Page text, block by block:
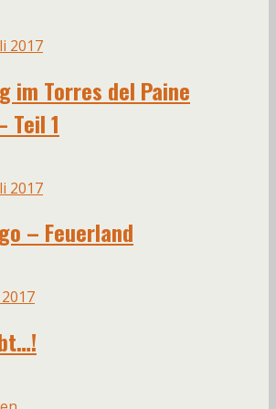
2017
im Torres del Paine
Teil 1
2017
– Feuerland